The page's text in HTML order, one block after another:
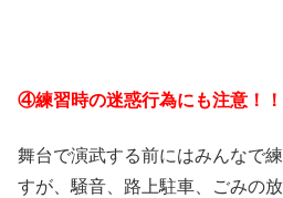
④練習時の迷惑行為にも注意！！
舞台で演武する前にはみんなで
すが、騒音、路上駐車、ごみの